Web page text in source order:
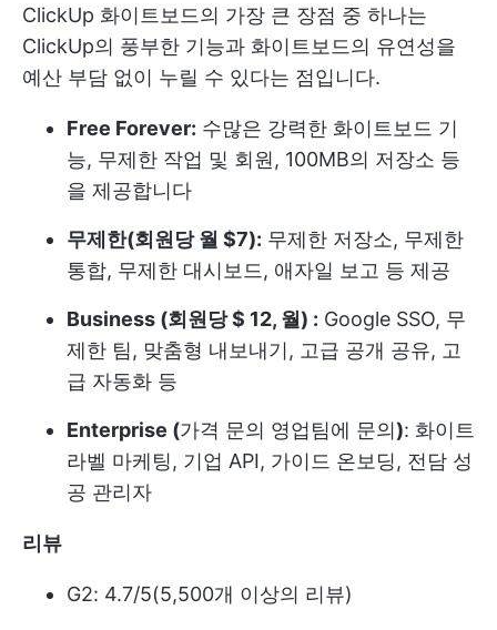
ClickUp 화이트보드의 가장 큰 장점 중 하나는
ClickUp의 풍부한 기능과 화이트보드의 유연성을
예산 부담 없이 누릴 수 있다는 점입니다.
Free Forever: 수많은 강력한 화이트보드 기
능, 무제한 작업 및 회원, 100MB의 저장소 등
을 제공합니다
무제한(회원당 월 $7): 무제한 저장소, 무제한
통합, 무제한 대시보드, 애자일 보고 등 제공
Business (회원당 $ 12, 월) : Google SSO, 무
제한 팀, 맞춤형 내보내기, 고급 공개 공유, 고
급 자동화 등
Enterprise (가격 문의 영업팀에 문의): 화이트
라벨 마케팅, 기업 API, 가이드 온보딩, 전담 성
공 관리자
리뷰
G2: 4.7/5(5,500개 이상의 리뷰)